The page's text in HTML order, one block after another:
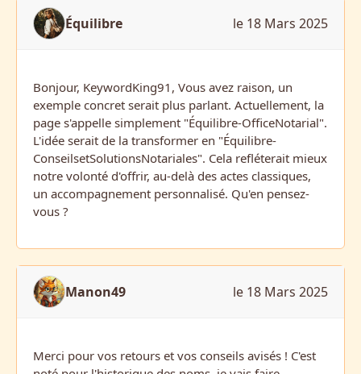
Équilibre le 18 Mars 2025
Bonjour, KeywordKing91, Vous avez raison, un
exemple concret serait plus parlant. Actuellement, la
page s'appelle simplement "Équilibre-OfficeNotarial".
L'idée serait de la transformer en "Équilibre-
ConseilsetSolutionsNotariales". Cela refléterait mieux
notre volonté d'offrir, au-delà des actes classiques,
un accompagnement personnalisé. Qu'en pensez-
vous ?
Manon49 le 18 Mars 2025
Merci pour vos retours et vos conseils avisés ! C'est